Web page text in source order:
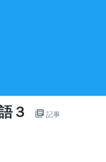
３ 記事